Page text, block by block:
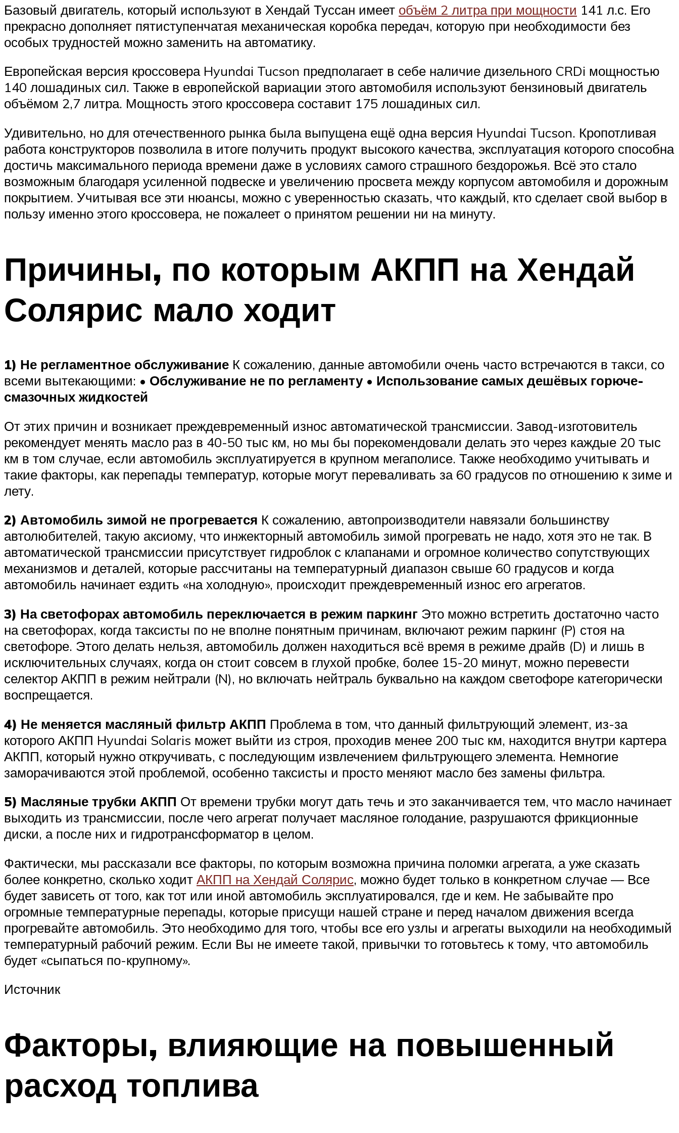
Меню
Базовый двигатель, который используют в Хендай Туссан имеет объём 2 литра при мощности 141 л.с. Его
прекрасно дополняет пятиступенчатая механическая коробка передач, которую при необходимости без
особых трудностей можно заменить на автоматику.
Европейская версия кроссовера Hyundai Tucson предполагает в себе наличие дизельного CRDi мощностью
140 лошадиных сил. Также в европейской вариации этого автомобиля используют бензиновый двигатель
объёмом 2,7 литра. Мощность этого кроссовера составит 175 лошадиных сил.
Удивительно, но для отечественного рынка была выпущена ещё одна версия Hyundai Tucson. Кропотливая
работа конструкторов позволила в итоге получить продукт высокого качества, эксплуатация которого способна
достичь максимального периода времени даже в условиях самого страшного бездорожья. Всё это стало
возможным благодаря усиленной подвеске и увеличению просвета между корпусом автомобиля и дорожным
покрытием. Учитывая все эти нюансы, можно с уверенностью сказать, что каждый, кто сделает свой выбор в
пользу именно этого кроссовера, не пожалеет о принятом решении ни на минуту.
Причины, по которым АКПП на Хендай
Солярис мало ходит
1) Не регламентное обслуживание К сожалению, данные автомобили очень часто встречаются в такси, со
всеми вытекающими: • Обслуживание не по регламенту • Использование самых дешёвых горюче-
смазочных жидкостей
От этих причин и возникает преждевременный износ автоматической трансмиссии. Завод-изготовитель
рекомендует менять масло раз в 40-50 тыс км, но мы бы порекомендовали делать это через каждые 20 тыс
км в том случае, если автомобиль эксплуатируется в крупном мегаполисе. Также необходимо учитывать и
такие факторы, как перепады температур, которые могут переваливать за 60 градусов по отношению к зиме и
лету.
2) Автомобиль зимой не прогревается К сожалению, автопроизводители навязали большинству
автолюбителей, такую аксиому, что инжекторный автомобиль зимой прогревать не надо, хотя это не так. В
автоматической трансмиссии присутствует гидроблок с клапанами и огромное количество сопутствующих
механизмов и деталей, которые рассчитаны на температурный диапазон свыше 60 градусов и когда
автомобиль начинает ездить «на холодную», происходит преждевременный износ его агрегатов.
3) На светофорах автомобиль переключается в режим паркинг Это можно встретить достаточно часто
на светофорах, когда таксисты по не вполне понятным причинам, включают режим паркинг (P) стоя на
светофоре. Этого делать нельзя, автомобиль должен находиться всё время в режиме драйв (D) и лишь в
исключительных случаях, когда он стоит совсем в глухой пробке, более 15-20 минут, можно перевести
селектор АКПП в режим нейтрали (N), но включать нейтраль буквально на каждом светофоре категорически
воспрещается.
4) Не меняется масляный фильтр АКПП Проблема в том, что данный фильтрующий элемент, из-за
которого АКПП Hyundai Solaris может выйти из строя, проходив менее 200 тыс км, находится внутри картера
АКПП, который нужно откручивать, с последующим извлечением фильтрующего элемента. Немногие
заморачиваются этой проблемой, особенно таксисты и просто меняют масло без замены фильтра.
5) Масляные трубки АКПП От времени трубки могут дать течь и это заканчивается тем, что масло начинает
выходить из трансмиссии, после чего агрегат получает масляное голодание, разрушаются фрикционные
диски, а после них и гидротрансформатор в целом.
Фактически, мы рассказали все факторы, по которым возможна причина поломки агрегата, а уже сказать
более конкретно, сколько ходит АКПП на Хендай Солярис, можно будет только в конкретном случае — Все
будет зависеть от того, как тот или иной автомобиль эксплуатировался, где и кем. Не забывайте про
огромные температурные перепады, которые присущи нашей стране и перед началом движения всегда
прогревайте автомобиль. Это необходимо для того, чтобы все его узлы и агрегаты выходили на необходимый
температурный рабочий режим. Если Вы не имеете такой, привычки то готовьтесь к тому, что автомобиль
будет «сыпаться по-крупному».
Источник
Факторы, влияющие на повышенный
расход топлива